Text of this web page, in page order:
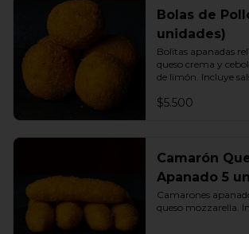
Bolas de
unidades)
Bolitas apanadas
queso crema y
de limón. Incluye
$5.500
Camarón
Apanado 5
Camarones
queso mozzarella.